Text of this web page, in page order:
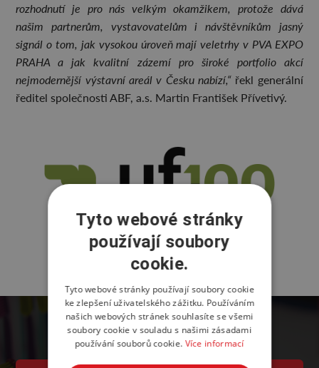
rozhodnutí je pro nás velkým okamžikem, protože dává
našim partnerům, vystavovatelům i návštěvníkům jasný
signál o tom, jak vysokou úroveň mají veletrhy v PVA EXPO
PRAHA a jak kvalitní zázemí pro široké portfolio akcí
nejmodernější výstavní areál v Česku nabízí,“řekl generální
ředitel společnosti ABF, a.s. Martin František Přívetivý.
Tyto webové stránky
používají soubory
cookie.
Tyto webové stránky používají soubory cookie
ke zlepšení uživatelského zážitku. Používáním
našich webových stránek souhlasíte se všemi
soubory cookie v souladu s našimi zásadami
používání souborů cookie. Více informací